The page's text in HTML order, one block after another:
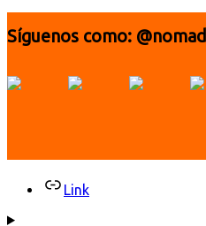
Síguenos como:
Link